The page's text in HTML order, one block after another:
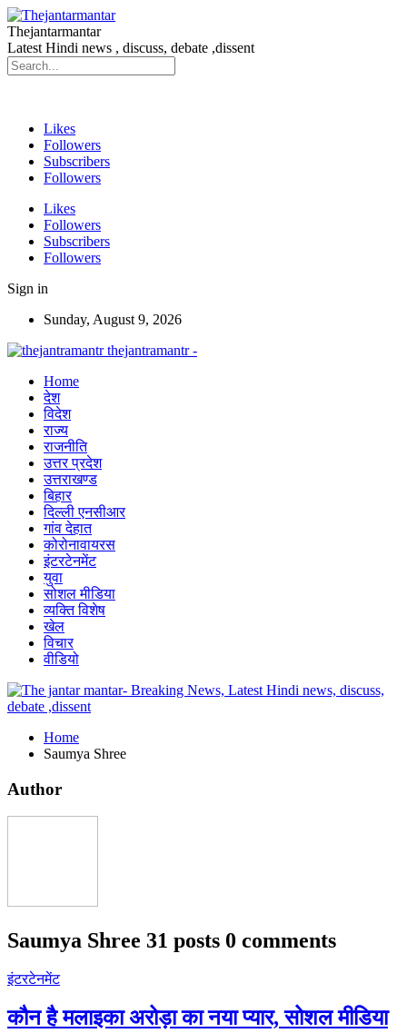
Thejantarmantar
Latest Hindi news , discuss, debate ,dissent
Likes
Followers
Subscribers
Followers
Likes
Followers
Subscribers
Followers
Sign in
Sunday, August 9, 2026
thejantramantr -
Home
देश
विदेश
राज्य
राजनीति
उत्तर प्रदेश
उत्तराखण्ड
बिहार
दिल्ली एनसीआर
गांव देहात
कोरोनावायरस
इंटरटेनमेंट
युवा
सोशल मीडिया
व्यक्ति विशेष
खेल
विचार
वीडियो
Home
Saumya Shree
Author
Saumya Shree 31 posts 0 comments
इंटरटेनमेंट
कौन है मलाइका अरोड़ा का नया प्यार, सोशल मीडिया